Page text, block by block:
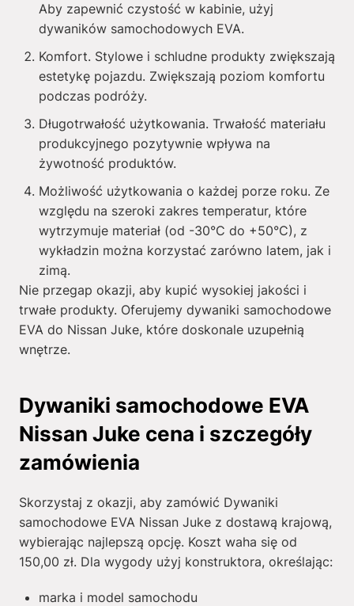
Aby zapewnić czystość w kabinie, użyj
dywaników samochodowych EVA.
Komfort. Stylowe i schludne produkty zwiększają
estetykę pojazdu. Zwiększają poziom komfortu
podczas podróży.
Długotrwałość użytkowania. Trwałość materiału
produkcyjnego pozytywnie wpływa na
żywotność produktów.
Możliwość użytkowania o każdej porze roku. Ze
względu na szeroki zakres temperatur, które
wytrzymuje materiał (od -30°C do +50°C), z
wykładzin można korzystać zarówno latem, jak i
zimą.
Nie przegap okazji, aby kupić wysokiej jakości i
trwałe produkty. Oferujemy dywaniki samochodowe
EVA do Nissan Juke, które doskonale uzupełnią
wnętrze.
Dywaniki samochodowe EVA
Nissan Juke cena i szczegóły
zamówienia
Skorzystaj z okazji, aby zamówić Dywaniki
samochodowe EVA Nissan Juke z dostawą krajową,
wybierając najlepszą opcję. Koszt waha się od
150,00 zł. Dla wygody użyj konstruktora, określając:
marka i model samochodu